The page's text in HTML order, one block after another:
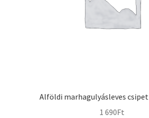
Alföldi marhagulyásleves
1 690Ft